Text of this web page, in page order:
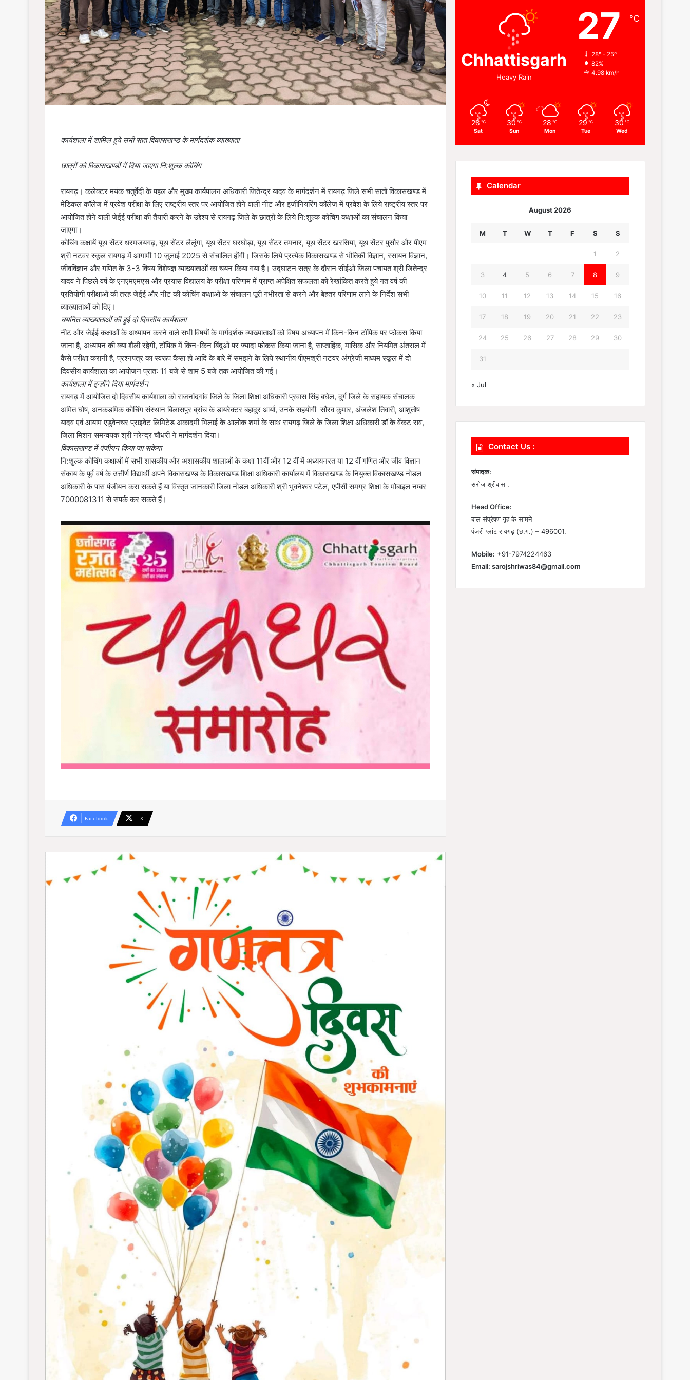
कार्यशाला में शामिल हुये सभी सात विकासखण्ड के मार्गदर्शक व्याख्याता
छात्रों को विकासखण्डों में दिया जाएगा नि:शुल्क कोचिंग
रायगढ़। कलेक्टर मयंक चतुर्वेदी के पहल और मुख्य कार्यपालन अधिकारी जितेन्द्र यादव के मार्गदर्शन में रायगढ़ जिले सभी सातों विकासखण्ड में
मेडिकल कॉलेज में प्रवेश परीक्षा के लिए राष्ट्रीय स्तर पर आयोजित होने वाली नीट और इंजीनियरिंग कॉलेज में प्रवेश के लिये राष्ट्रीय स्तर पर
आयोजित होने वाली जेईई परीक्षा की तैयारी करने के उद्देश्य से रायगढ़ जिले के छात्रों के लिये नि:शुल्क कोचिंग कक्षाओं का संचालन किया
जाएगा।
कोचिंग कक्षायें यूथ सेंटर धरमजयगढ़, यूथ सेंटर लैलूंगा, यूथ सेंटर घरघोड़ा, यूथ सेंटर तमनार, यूथ सेंटर खरसिया, यूथ सेंटर पुसौर और पीएम
श्री नटवर स्कूल रायगढ़ में आगामी 10 जुलाई 2025 से संचालित होंगी। जिसके लिये प्रत्येक विकासखण्ड से भौतिकी विज्ञान, रसायन विज्ञान,
जीवविज्ञान और गणित के 3-3 विषय विशेषज्ञ व्याख्याताओं का चयन किया गया है। उद्घाटन सत्र के दौरान सीईओ जिला पंचायत श्री जितेन्द्र
यादव ने पिछले वर्ष के एनएमएमएस और प्रयास विद्यालय के परीक्षा परिणाम में प्राप्त अपेक्षित सफलता को रेखांकित करते हुये गत वर्ष की
प्रतियोगी परीक्षाओं की तरह जेईई और नीट की कोचिंग कक्षाओं के संचालन पूरी गंभीरता से करने और बेहतर परिणाम लाने के निर्देश सभी
व्याख्याताओं को दिए।
चयनित व्याख्याताओं की हुई दो दिवसीय कार्यशाला
नीट और जेईई कक्षाओं के अध्यापन करने वाले सभी विषयों के मार्गदर्शक व्याख्याताओं को विषय अध्यापन में किन-किन टॉपिक पर फोकस किया
जाना है, अध्यापन की क्या शैली रहेगी, टॉपिक में किन-किन बिंदुओं पर ज्यादा फोकस किया जाना है, साप्ताहिक, मासिक और नियमित अंतराल में
कैसे परीक्षा करानी है, प्रश्नपत्र का स्वरूप कैसा हो आदि के बारे में समझने के लिये स्थानीय पीएमश्री नटवर अंग्रेजी माध्यम स्कूल में दो
दिवसीय कार्यशाला का आयोजन प्रात: 11 बजे से शाम 5 बजे तक आयोजित की गई।
कार्यशाला में इन्होंने दिया मार्गदर्शन
रायगढ़ में आयोजित दो दिवसीय कार्यशाला को राजनांदगांव जिले के जिला शिक्षा अधिकारी प्रवास सिंह बघेल, दुर्ग जिले के सहायक संचालक
अमित घोष, अनकडमिक कोचिंग संस्थान बिलासपुर ब्रांच के डायरेक्टर बहादुर आर्या, उनके सहयोगी सौरव कुमार, अंजलेश तिवारी, आशुतोष
यादव एवं आयाम एडुवेनचर प्राइवेट लिमिटेड अकादमी भिलाई के आलोक शर्मा के साथ रायगढ़ जिले के जिला शिक्षा अधिकारी डॉ के वेंकट राव,
जिला मिशन समन्वयक श्री नरेन्द्र चौधरी ने मार्गदर्शन दिया।
विकासखण्ड में पंजीयन किया जा सकेगा
नि:शुल्क कोचिंग कक्षाओं में सभी शासकीय और अशासकीय शालाओं के कक्षा 11वीं और 12 वीं में अध्ययनरत या 12 वीं गणित और जीव विज्ञान
संकाय के पूर्व वर्ष के उत्तीर्ण विद्यार्थी अपने विकासखण्ड के विकासखण्ड शिक्षा अधिकारी कार्यालय में विकासखण्ड के नियुक्त विकासखण्ड नोडल
अधिकारी के पास पंजीयन करा सकते हैं या विस्तृत जानकारी जिला नोडल अधिकारी श्री भुवनेश्वर पटेल, एपीसी समग्र शिक्षा के मोबाइल नम्बर
7000081311 से संपर्क कर सकते हैं।
Facebook X
Chhattisgarh
Heavy Rain
27 ℃
28º - 25º
82%
4.98 km/h
28 ℃
Sat
30 ℃
Sun
28 ℃
Mon
29 ℃
Tue
30 ℃
Wed
Calendar
August 2026
M T W T F S S
1 2
3 4 5 6 7 8 9
10 11 12 13 14 15 16
17 18 19 20 21 22 23
24 25 26 27 28 29 30
31
« Jul
Contact Us :
संपादक:
सरोज श्रीवास .
Head Office:
बाल संप्रेषण गृह के सामने
पंजरी प्लांट रायगढ़ (छ.ग.) – 496001.
Mobile: +91-7974224463
Email:sarojshriwas84@gmail.com